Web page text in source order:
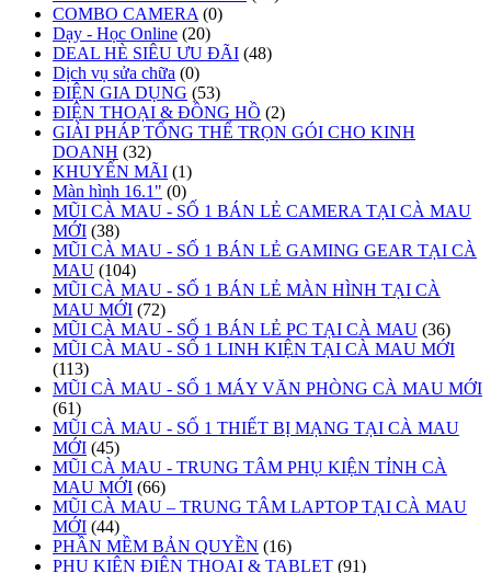
COMBO CAMERA (0)
Dạy - Học Online (20)
DEAL HÈ SIÊU ƯU ĐÃI (48)
Dịch vụ sửa chữa (0)
ĐIỆN GIA DỤNG (53)
ĐIỆN THOẠI & ĐỒNG HỒ (2)
GIẢI PHÁP TỔNG THỂ TRỌN GÓI CHO KINH
DOANH (32)
KHUYẾN MÃI (1)
Màn hình 16.1" (0)
MŨI CÀ MAU - SỐ 1 BÁN LẺ CAMERA TẠI CÀ MAU
MỚI (38)
MŨI CÀ MAU - SỐ 1 BÁN LẺ GAMING GEAR TẠI CÀ
MAU (104)
MŨI CÀ MAU - SỐ 1 BÁN LẺ MÀN HÌNH TẠI CÀ
MAU MỚI (72)
MŨI CÀ MAU - SỐ 1 BÁN LẺ PC TẠI CÀ MAU (36)
MŨI CÀ MAU - SỐ 1 LINH KIỆN TẠI CÀ MAU MỚI
(113)
MŨI CÀ MAU - SỐ 1 MÁY VĂN PHÒNG CÀ MAU MỚI
(61)
MŨI CÀ MAU - SỐ 1 THIẾT BỊ MẠNG TẠI CÀ MAU
MỚI (45)
MŨI CÀ MAU - TRUNG TÂM PHỤ KIỆN TỈNH CÀ
MAU MỚI (66)
MŨI CÀ MAU – TRUNG TÂM LAPTOP TẠI CÀ MAU
MỚI (44)
PHẦN MỀM BẢN QUYỀN (16)
PHỤ KIỆN ĐIỆN THOẠI & TABLET (91)